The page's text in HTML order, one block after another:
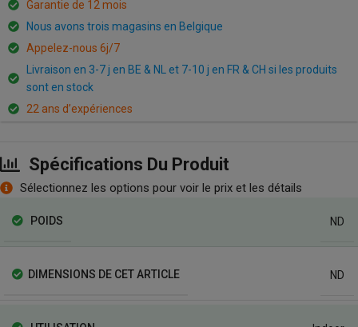
Garantie de 12 mois
Nous avons trois magasins en Belgique
Appelez-nous 6j/7
Livraison en 3-7 j en BE & NL et 7-10 j en FR & CH si les produits
sont en stock
22 ans d’expériences
Spécifications Du Produit
Sélectionnez les options pour voir le prix et les détails
POIDS ND
DIMENSIONS DE CET ARTICLE ND